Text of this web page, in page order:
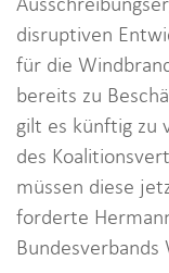
disruptiven
für die
bereits zu
gilt es künftig zu
des
müssen diese
forderte
Bundesverbands